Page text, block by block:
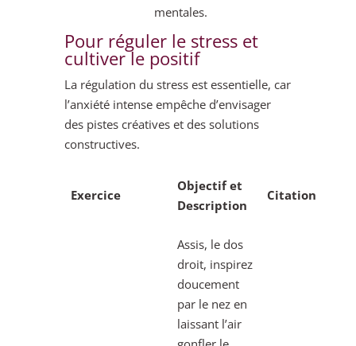
mentales.
Pour réguler le stress et
cultiver le positif
La régulation du stress est essentielle, car
l’anxiété intense empêche d’envisager
des pistes créatives et des solutions
constructives.
Exercice
Objectif et
Description
Citation
Assis, le dos
droit, inspirez
doucement
par le nez en
laissant l’air